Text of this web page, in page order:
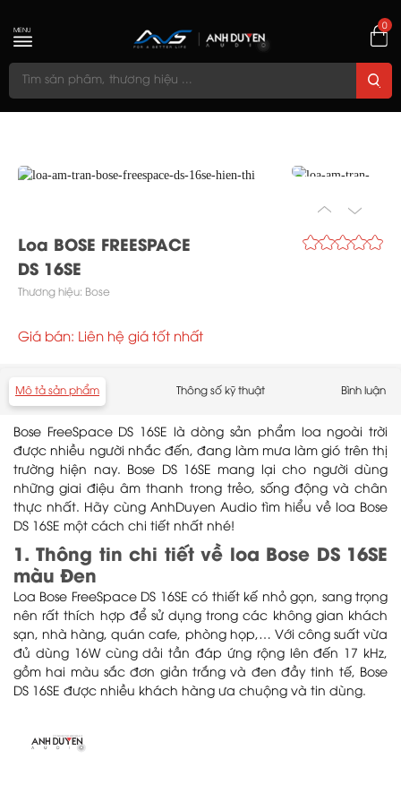
0
MENU
Loa BOSE FREESPACE
DS 16SE
Thương hiệu: Bose
Giá bán: Liên hệ giá tốt nhất
Mô tả sản phẩm Thông số kỹ thuật Bình luận
Bose FreeSpace DS 16SE là dòng sản phẩm loa ngoài trời
được nhiều người nhắc đến, đang làm mưa làm gió trên thị
trường hiện nay. Bose DS 16SE mang lại cho người dùng
những giai điệu âm thanh trong trẻo, sống động và chân
thực nhất. Hãy cùng AnhDuyen Audio tìm hiểu về loa Bose
DS 16SE một cách chi tiết nhất nhé!
1. Thông tin chi tiết về loa Bose DS 16SE
màu Đen
Loa Bose FreeSpace DS 16SE có thiết kế nhỏ gọn, sang trọng
nên rất thích hợp để sử dụng trong các không gian khách
sạn, nhà hàng, quán cafe, phòng họp,… Với công suất vừa
đủ dùng 16W cùng dải tần đáp ứng rộng lên đến 17 kHz,
gồm hai màu sắc đơn giản trắng và đen đầy tinh tế, Bose
DS 16SE được nhiều khách hàng ưa chuộng và tin dùng.